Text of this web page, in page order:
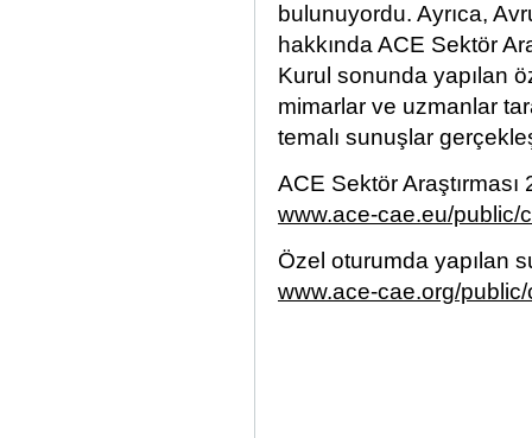
bulunuyordu. Ayrıca,
hakkında ACE Sektör
Kurul sonunda yapılan
mimarlar ve uzmanlar
temalı sunuşlar
ACE Sektör Araştırması
www.ace-cae.eu/public/
Özel oturumda yapılan
www.ace-cae.org/